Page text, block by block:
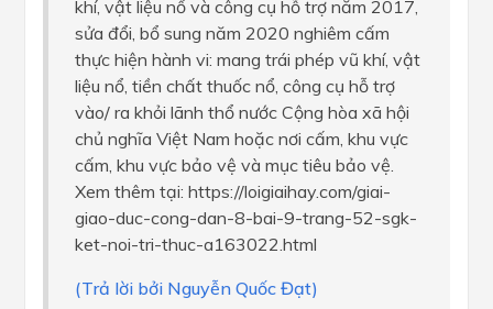
khí, vật liệu nổ và công cụ hỗ trợ năm 2017,
sửa đổi, bổ sung năm 2020 nghiêm cấm
thực hiện hành vi: mang trái phép vũ khí, vật
liệu nổ, tiền chất thuốc nổ, công cụ hỗ trợ
vào/ ra khỏi lãnh thổ nước Cộng hòa xã hội
chủ nghĩa Việt Nam hoặc nơi cấm, khu vực
cấm, khu vực bảo vệ và mục tiêu bảo vệ.
Xem thêm tại: https://loigiaihay.com/giai-
giao-duc-cong-dan-8-bai-9-trang-52-sgk-
ket-noi-tri-thuc-a163022.html
(Trả lời bởi Nguyễn Quốc Đạt)